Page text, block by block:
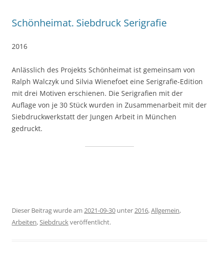
Schönheimat. Siebdruck Serigrafie
2016
Anlässlich des Projekts Schönheimat ist gemeinsam von
Ralph Walczyk und Silvia Wienefoet eine Serigrafie-Edition
mit drei Motiven erschienen. Die Serigrafien mit der
Auflage von je 30 Stück wurden in Zusammenarbeit mit der
Siebdruckwerkstatt der Jungen Arbeit in München
gedruckt.
Dieser Beitrag wurde am 2021-09-30 unter2016,Allgemein,
Arbeiten,Siebdruckveröffentlicht.